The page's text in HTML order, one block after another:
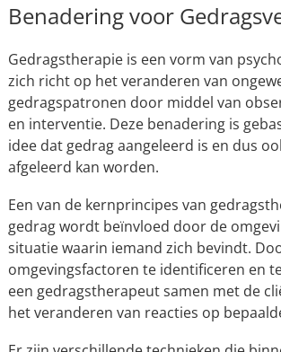
Benadering voor
Gedragstherapie is een vorm van
zich richt op het veranderen van
gedragspatronen door middel van
en interventie. Deze benadering is
idee dat gedrag aangeleerd is en dus
afgeleerd kan worden.
Een van de kernprincipes van
gedrag wordt beïnvloed door de
situatie waarin iemand zich bevindt.
omgevingsfactoren te identificeren en
een gedragstherapeut samen met de
het veranderen van reacties op